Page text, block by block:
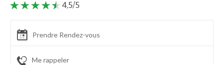
4,5/5
Prendre Rendez-vous
Me rappeler